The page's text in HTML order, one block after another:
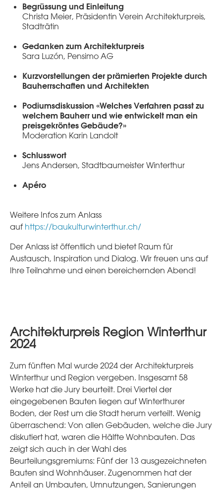
Begrüssung und Einleitung
Christa Meier, Präsidentin Verein Architekturpreis,
Stadträtin
Gedanken zum Architekturpreis
Sara Luzón, Pensimo AG
Kurzvorstellungen der prämierten Projekte durch
Bauherrschaften und Architekten
Podiumsdiskussion «Welches Verfahren passt zu
welchem Bauherr und wie entwickelt man ein
preisgekröntes Gebäude?»
Moderation Karin Landolt
Schlusswort
Jens Andersen, Stadtbaumeister Winterthur
Apéro
Weitere Infos zum Anlass
auf https://baukulturwinterthur.ch/
Der Anlass ist öffentlich und bietet Raum für
Austausch, Inspiration und Dialog. Wir freuen uns auf
Ihre Teilnahme und einen bereichernden Abend!
Architekturpreis Region Winterthur
2024
Zum fünften Mal wurde 2024 der Architekturpreis
Winterthur und Region vergeben. Insgesamt 58
Werke hat die Jury beurteilt. Drei Viertel der
eingegebenen Bauten liegen auf Winterthurer
Boden, der Rest um die Stadt herum verteilt. Wenig
überraschend: Von allen Gebäuden, welche die Jury
diskutiert hat, waren die Hälfte Wohnbauten. Das
zeigt sich auch in der Wahl des
Beurteilungsgremiums: Fünf der 13 ausgezeichneten
Bauten sind Wohnhäuser. Zugenommen hat der
Anteil an Umbauten, Umnutzungen, Sanierungen